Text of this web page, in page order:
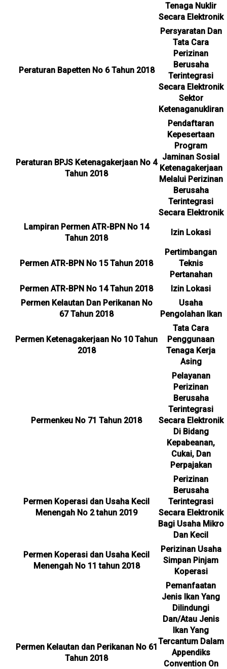
Tenaga Nuklir
Secara Elektronik
Peraturan Bapetten No 6 Tahun 2018
Persyaratan Dan
Tata Cara
Perizinan
Berusaha
Terintegrasi
Secara Elektronik
Sektor
Ketenaganukliran
Peraturan BPJS Ketenagakerjaan No 4
Tahun 2018
Pendaftaran
Kepesertaan
Program
Jaminan Sosial
Ketenagakerjaan
Melalui Perizinan
Berusaha
Terintegrasi
Secara Elektronik
Lampiran Permen ATR-BPN No 14
Tahun 2018
Izin Lokasi
Permen ATR-BPN No 15 Tahun 2018
Pertimbangan
Teknis
Pertanahan
Permen ATR-BPN No 14 Tahun 2018
Izin Lokasi
Permen Kelautan Dan Perikanan No
67 Tahun 2018
Usaha
Pengolahan Ikan
Permen Ketenagakerjaan No 10 Tahun
2018
Tata Cara
Penggunaan
Tenaga Kerja
Asing
Permenkeu No 71 Tahun 2018
Pelayanan
Perizinan
Berusaha
Terintegrasi
Secara Elektronik
Di Bidang
Kepabeanan,
Cukai, Dan
Perpajakan
Permen Koperasi dan Usaha Kecil
Menengah No 2 tahun 2019
Perizinan
Berusaha
Terintegrasi
Secara Elektronik
Bagi Usaha Mikro
Dan Kecil
Permen Koperasi dan Usaha Kecil
Menengah No 11 tahun 2018
Perizinan Usaha
Simpan Pinjam
Koperasi
Permen Kelautan dan Perikanan No 61
Tahun 2018
Pemanfaatan
Jenis Ikan Yang
Dilindungi
Dan/Atau Jenis
Ikan Yang
Tercantum Dalam
Appendiks
Convention On